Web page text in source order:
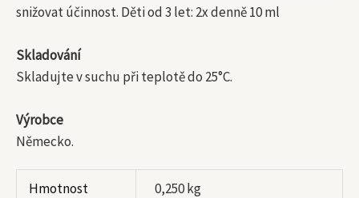
snižovat účinnost. Děti od 3 let: 2x denně 10 ml
Skladování
Skladujte v suchu při teplotě do 25°C.
Výrobce
Německo.
Hmotnost 0,250 kg